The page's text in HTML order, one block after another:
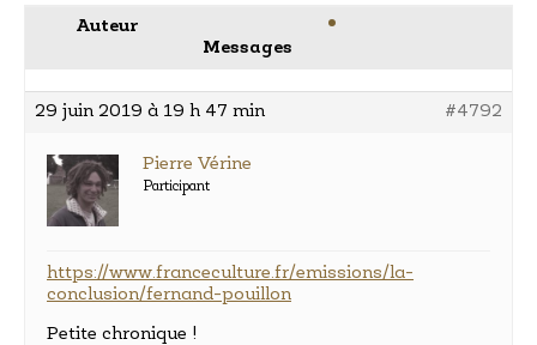
Auteur
Messages
29 juin 2019 à 19 h 47 min #4792
Pierre Vérine
Participant
https://www.franceculture.fr/emissions/la-
conclusion/fernand-pouillon
Petite chronique !